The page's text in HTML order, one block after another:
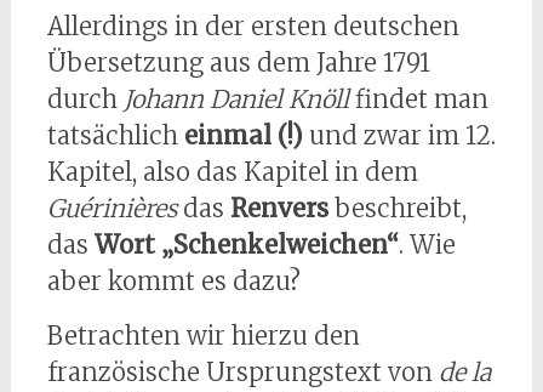
Allerdings in der ersten deutschen
Übersetzung aus dem Jahre 1791
durch Johann Daniel Knöllfindet man
tatsächlich einmal (!) und zwar im 12.
Kapitel, also das Kapitel in dem
Guérinièresdas Renversbeschreibt,
das Wort „Schenkelweichen“. Wie
aber kommt es dazu?
Betrachten wir hierzu den
französische Ursprungstext von de la